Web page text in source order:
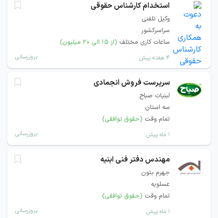
استخدام کارشناس حقوقی
وکیل تلفنی
سراسرکشور
ساعات کاری مختلف (از ۱۵ الی ۲۰ میلیون)
۴ هفته پیش بروزرسانی
سرپرست فروش انجمادی
لبنیات صباح
سه استان
تمام وقت (حقوق توافقی)
۱ ماه پیش بروزرسانی
مهندس دفتر فنی ابنیه
جهرم بتون
عسلویه
تمام وقت (حقوق توافقی)
۱ ماه پیش بروزرسانی